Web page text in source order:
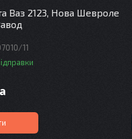
Ваз 2123, Нова Шевроле
11